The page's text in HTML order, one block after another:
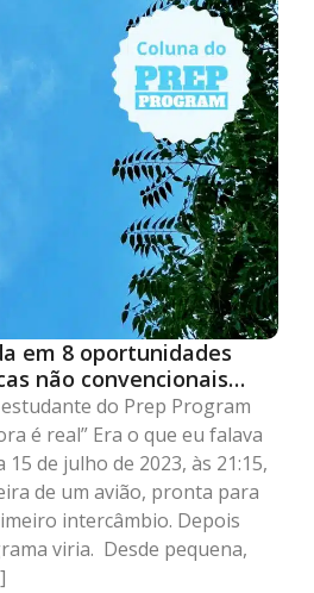
em 8 oportunidades
não convencionais
do Prep Program
é real” Era o que eu falava
de julho de 2023, às 21:15,
de um avião, pronta para
intercâmbio. Depois
viria. Desde pequena,